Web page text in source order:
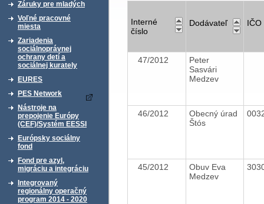
Záruky pre mladých
Voľné pracovné
miesta
Zariadenia
sociálnoprávnej
ochrany detí a
sociálnej kurately
EURES
PES Network
Nástroje na
prepojenie Európy
(CEF)/Systém EESSI
Európsky sociálny
fond
Fond pre azyl,
migráciu a integráciu
Integrovaný
regionálny operačný
program 2014 - 2020
Interné
číslo
Dodávateľ IČO
47/2012
Peter
Sasvári
Medzev
46/2012
Obecný úrad
Štós
45/2012
Obuv Eva
Medzev